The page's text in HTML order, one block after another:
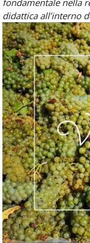
didattica all’interno